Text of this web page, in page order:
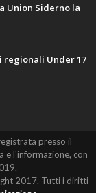
Union Siderno la
regionali Under 17
presso il
e l'informazione, con
2017. Tutti i diritti